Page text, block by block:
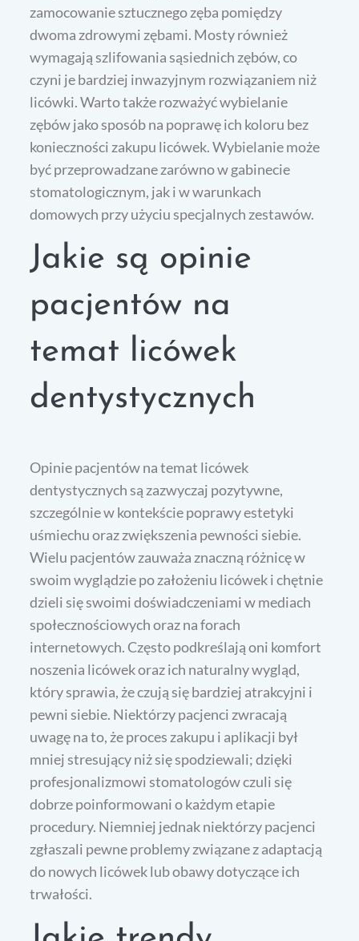
zamocowanie sztucznego zęba pomiędzy
dwoma zdrowymi zębami. Mosty również
wymagają szlifowania sąsiednich zębów, co
czyni je bardziej inwazyjnym rozwiązaniem niż
licówki. Warto także rozważyć wybielanie
zębów jako sposób na poprawę ich koloru bez
konieczności zakupu licówek. Wybielanie może
być przeprowadzane zarówno w gabinecie
stomatologicznym, jak i w warunkach
domowych przy użyciu specjalnych zestawów.
Jakie są opinie
pacjentów na
temat licówek
dentystycznych
Opinie pacjentów na temat licówek
dentystycznych są zazwyczaj pozytywne,
szczególnie w kontekście poprawy estetyki
uśmiechu oraz zwiększenia pewności siebie.
Wielu pacjentów zauważa znaczną różnicę w
swoim wyglądzie po założeniu licówek i chętnie
dzieli się swoimi doświadczeniami w mediach
społecznościowych oraz na forach
internetowych. Często podkreślają oni komfort
noszenia licówek oraz ich naturalny wygląd,
który sprawia, że czują się bardziej atrakcyjni i
pewni siebie. Niektórzy pacjenci zwracają
uwagę na to, że proces zakupu i aplikacji był
mniej stresujący niż się spodziewali; dzięki
profesjonalizmowi stomatologów czuli się
dobrze poinformowani o każdym etapie
procedury. Niemniej jednak niektórzy pacjenci
zgłaszali pewne problemy związane z adaptacją
do nowych licówek lub obawy dotyczące ich
trwałości.